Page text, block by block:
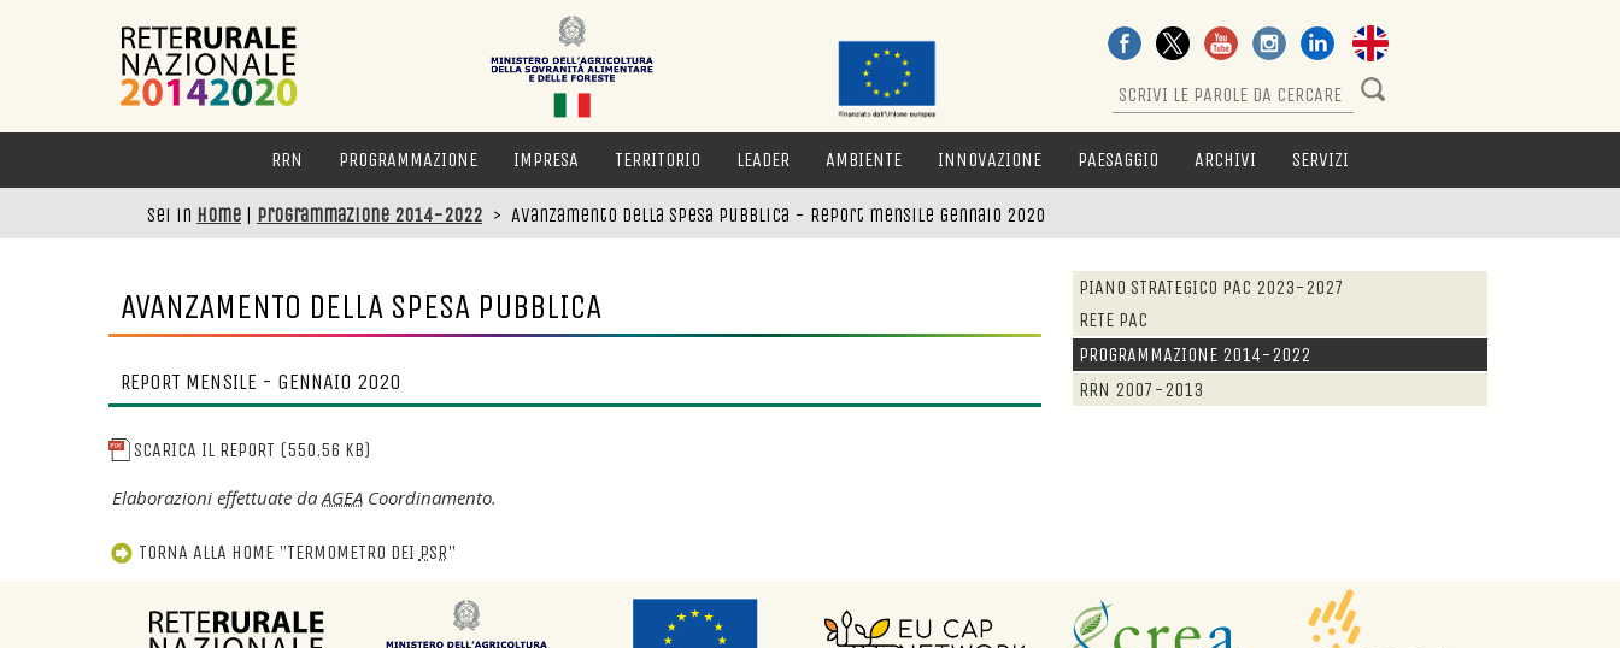
RRN PROGRAMMAZIONE IMPRESA TERRITORIO LEADER AMBIENTE INNOVAZIONE PAESAGGIO ARCHIVI SERVIZI
Sei in Home | Programmazione 2014-2022 > Avanzamento della spesa pubblica - Report mensile Gennaio 2020
AVANZAMENTO DELLA SPESA PUBBLICA
REPORT MENSILE - GENNAIO 2020
SCARICA IL REPORT (550.56 KB)
Elaborazioni effettuate daAGEA Coordinamento.
TORNA ALLA HOME"TERMOMETRO DEI PSR"
PIANO STRATEGICO PAC 2023-2027
RETE PAC
PROGRAMMAZIONE 2014-2022
RRN 2007-2013